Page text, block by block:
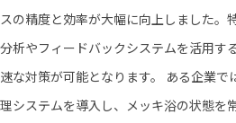
スの精度と効率が大幅に向上しました。
分析やフィードバックシステムを活用す
速な対策が可能となります。 ある企業
理システムを導入し、メッキ浴の状態を